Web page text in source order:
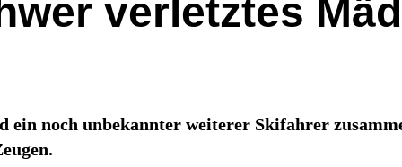
verletztes
ein noch unbekannter weiterer Skifahrer